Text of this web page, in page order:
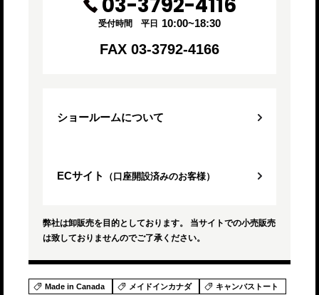
受付時間 平日 10:00~18:30
FAX 03-3792-4166
ショールームについて
ECサイト （口座開設済みのお客様）
弊社は卸販売を目的としております。 当サイトでの小売販売
は致しておりませんのでご了承ください。
Made in Canada メイドインカナダ キャンバストート